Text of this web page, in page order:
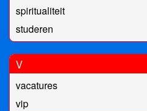
spiritualiteit
studeren
V
vacatures
vip